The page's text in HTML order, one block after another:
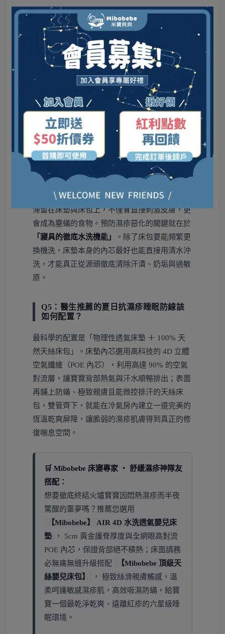
Q4：頻繁溢奶、流口水會加重濕疹嗎？
日常該如何徹底預防？
會的。口水與奶水中的蛋白質殘留，如果長時間
滯留在床墊與床包上，不僅會直接刺激皮膚，更
會成為塵蟎的食物。預防濕疹惡化的關鍵就在於
「寢具的徹底水洗機能」
。除了床包要能頻繁更
換機洗，床墊本身的內芯最好也能直接用清水沖
洗，才能真正從源頭徹底清除汗漬、奶垢與過敏
原。
Q5：醫生推薦的夏日抗濕疹睡眠防線該
如何配置？
最科學的配置是「物理性透氣床墊 ＋ 100% 天
然天絲床包」。床墊內芯選用高科技的 4D 立體
空氣纖維（POE 內芯），利用高達 90% 的空氣
對流層，讓寶寶背部熱氣與汗水順暢排出；表面
再鋪上防蟎、極致親膚且能微控排汗的天絲床
包，雙管齊下，就能在冷氣房內建立一道完美的
恆溫乾爽屏障，讓脆弱的濕疹肌膚得到真正的修
復喘息空間。
🛒 Mibobebe 床寢專家 ‧ 舒緩濕疹神隊友
搭配：
想要徹底終結火爐寶寶因悶熱濕疹而半夜
驚醒的噩夢嗎？推薦您選用
【Mibobebe】 AIR 4D 水洗透氣嬰兒床
墊
， 5cm 黃金護脊厚度與全網眼高對流
POE 內芯，保證背部絕不積熱；床面請務
必無痛無縫升級搭配
【Mibobebe 頂級天
絲嬰兒床包】
， 極致絲滑親膚觸感，溫
柔呵護敏感濕疹肌，高效吸濕防蟎，給寶
寶一個最乾淨乾爽、遠離紅疹的六星級睡
眠環境。